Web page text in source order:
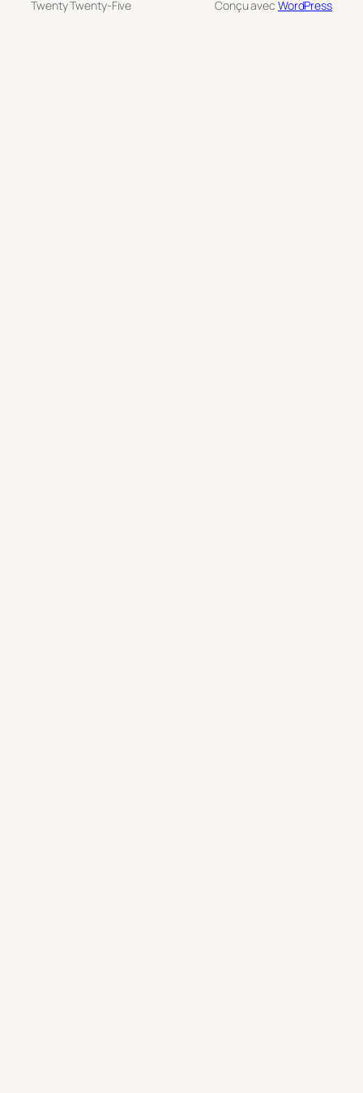
Twenty Twenty-Five Conçu avec WordPress